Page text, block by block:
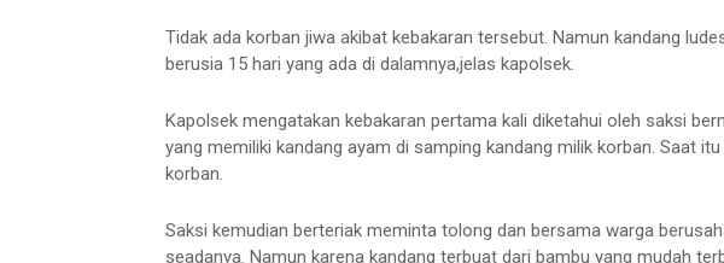
Tidak ada korban jiwa akibat kebakaran tersebut. Namun kandang
berusia 15 hari yang ada di dalamnya,jelas kapolsek.
Kapolsek mengatakan kebakaran pertama kali diketahui oleh saksi
yang memiliki kandang ayam di samping kandang milik korban. Saat
korban.
Saksi kemudian berteriak meminta tolong dan bersama warga
seadanya. Namun karena kandang terbuat dari bambu yang mudah